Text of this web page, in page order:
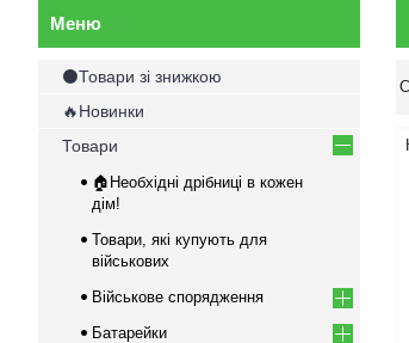
⚫Товари зі знижкою
🔥Новинки
Товари
🏠Необхідні дрібниці в кожен
дім!
Товари, які купують для
військових
Військове спорядження
Батарейки